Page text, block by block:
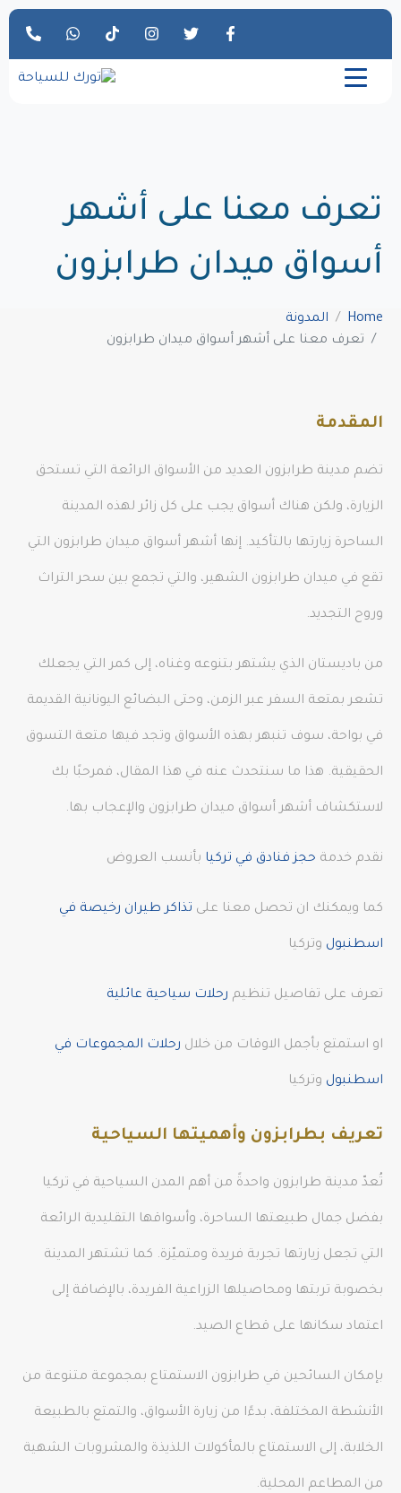
تعرف معنا على أشهر
أسواق ميدان طرابزون
Home
المدونة
تعرف معنا على أشهر أسواق ميدان طرابزون
المقدمة
تضم مدينة طرابزون العديد من الأسواق الرائعة التي تستحق
الزيارة، ولكن هناك أسواق يجب على كل زائر لهذه المدينة
الساحرة زيارتها بالتأكيد. إنها أشهر أسواق ميدان طرابزون التي
تقع في ميدان طرابزون الشهير، والتي تجمع بين سحر التراث
وروح التجديد.
من باديستان الذي يشتهر بتنوعه وغناه، إلى كمر التي يجعلك
تشعر بمتعة السفر عبر الزمن، وحتى البضائع اليونانية القديمة
في بواحة، سوف تنبهر بهذه الأسواق وتجد فيها متعة التسوق
الحقيقية. هذا ما سنتحدث عنه في هذا المقال، فمرحبًا بك
لاستكشاف أشهر أسواق ميدان طرابزون والإعجاب بها.
نقدم خدمة حجز فنادق في تركيا بأنسب العروض
كما ويمكنك ان تحصل معنا على تذاكر طيران رخيصة في
اسطنبول وتركيا
تعرف على تفاصيل تنظيم رحلات سياحية عائلية
او استمتع بأجمل الاوقات من خلال رحلات المجموعات في
اسطنبول وتركيا
تعريف بطرابزون وأهميتها السياحية
تُعدّ مدينة طرابزون واحدةً من أهم المدن السياحية في تركيا
بفضل جمال طبيعتها الساحرة، وأسواقها التقليدية الرائعة
التي تجعل زيارتها تجربة فريدة ومتميّزة. كما تشتهر المدينة
بخصوبة تربتها ومحاصيلها الزراعية الفريدة، بالإضافة إلى
اعتماد سكانها على قطاع الصيد.
بإمكان السائحين في طرابزون الاستمتاع بمجموعة متنوعة من
الأنشطة المختلفة، بدءًا من زيارة الأسواق، والتمتع بالطبيعة
الخلابة، إلى الاستمتاع بالمأكولات اللذيذة والمشروبات الشهية
من المطاعم المحلية.